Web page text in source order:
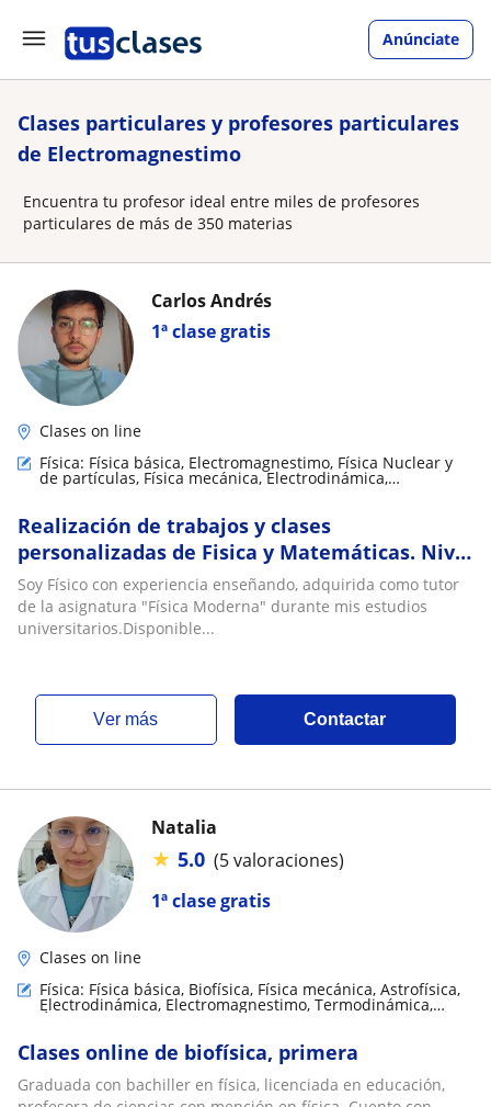
Anúnciate
Clases particulares y profesores particulares
de Electromagnestimo
Encuentra tu profesor ideal entre miles de profesores
particulares de más de 350 materias
1ª clase gratis
Carlos Andrés
Clases on line
Física: Física básica, Electromagnestimo, Física Nuclear y
de partículas, Física mecánica, Electrodinámica,
Relatividad
Realización de trabajos y clases
personalizadas de Fisica y Matemáticas. Nivel
de Bachillerato y Universidad
Soy Físico con experiencia enseñando, adquirida como tutor
de la asignatura "Física Moderna" durante mis estudios
universitarios.Disponible...
ver más Contactar
1ª clase gratis
Natalia
★ 5.0 (5 valoraciones)
Clases on line
Física: Física básica, Biofísica, Física mecánica, Astrofísica,
Electrodinámica, Electromagnestimo, Termodinámica,
Óptica, Física de fluidos, Relatividad, Teoría de circuitos y
Clases online de biofísica, primera
Graduada con bachiller en física, licenciada en educación,